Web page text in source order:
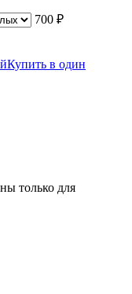
700 ₽
Купить в один
только для